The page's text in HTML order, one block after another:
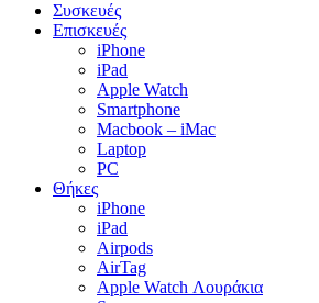
Συσκευές
Επισκευές
iPhone
iPad
Apple Watch
Smartphone
Macbook – iMac
Laptop
PC
Θήκες
iPhone
iPad
Airpods
AirTag
Apple Watch Λουράκια